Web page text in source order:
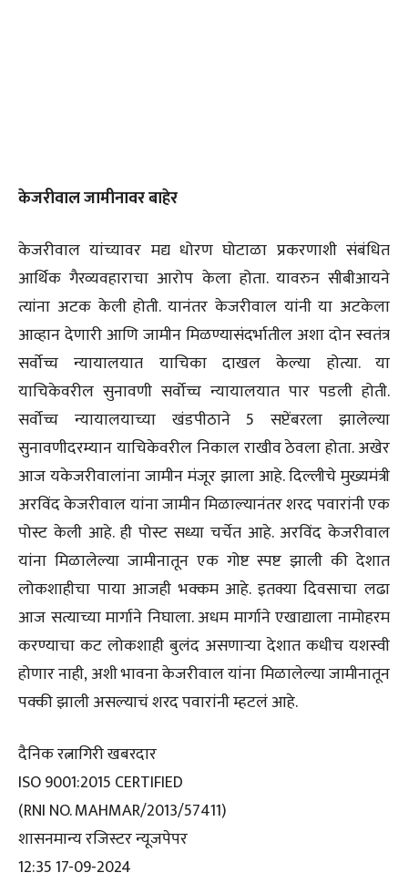
केजरीवाल जामीनावर बाहेर
केजरीवाल यांच्यावर मद्य धोरण घोटाळा प्रकरणाशी संबंधित
आर्थिक गैरव्यवहाराचा आरोप केला होता. यावरुन सीबीआयने
त्यांना अटक केली होती. यानंतर केजरीवाल यांनी या अटकेला
आव्हान देणारी आणि जामीन मिळण्यासंदर्भातील अशा दोन स्वतंत्र
सर्वोच्च न्यायालयात याचिका दाखल केल्या होत्या. या
याचिकेवरील सुनावणी सर्वोच्च न्यायालयात पार पडली होती.
सर्वोच्च न्यायालयाच्या खंडपीठाने 5 सप्टेंबरला झालेल्या
सुनावणीदरम्यान याचिकेवरील निकाल राखीव ठेवला होता. अखेर
आज यकेजरीवालांना जामीन मंजूर झाला आहे. दिल्लीचे मुख्यमंत्री
अरविंद केजरीवाल यांना जामीन मिळाल्यानंतर शरद पवारांनी एक
पोस्ट केली आहे. ही पोस्ट सध्या चर्चेत आहे. अरविंद केजरीवाल
यांना मिळालेल्या जामीनातून एक गोष्ट स्पष्ट झाली की देशात
लोकशाहीचा पाया आजही भक्कम आहे. इतक्या दिवसाचा लढा
आज सत्याच्या मार्गाने निघाला. अधम मार्गाने एखाद्याला नामोहरम
करण्याचा कट लोकशाही बुलंद असणाऱ्या देशात कधीच यशस्वी
होणार नाही, अशी भावना केजरीवाल यांना मिळालेल्या जामीनातून
पक्की झाली असल्याचं शरद पवारांनी म्हटलं आहे.
दैनिक रत्नागिरी खबरदार
ISO 9001:2015 CERTIFIED
(RNI NO. MAHMAR/2013/57411)
शासनमान्य रजिस्टर न्यूजपेपर
12:35 17-09-2024